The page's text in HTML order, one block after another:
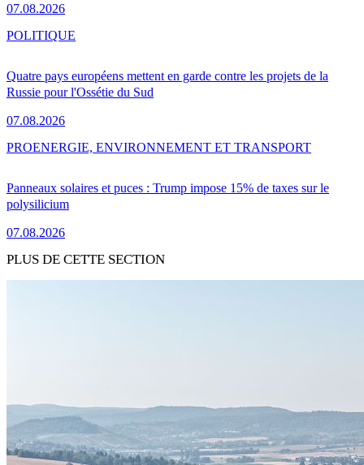
07.08.2026
Quatre pays européens mettent en garde contre les projets de la
Russie pour l'Ossétie du Sud
07.08.2026
POLITIQUE
Panneaux solaires et puces : Trump impose 15% de taxes sur le
polysilicium
07.08.2026
PROENERGIE, ENVIRONNEMENT ET TRANSPORT
PLUS DE CETTE SECTION